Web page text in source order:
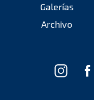
Galerías
Archivo